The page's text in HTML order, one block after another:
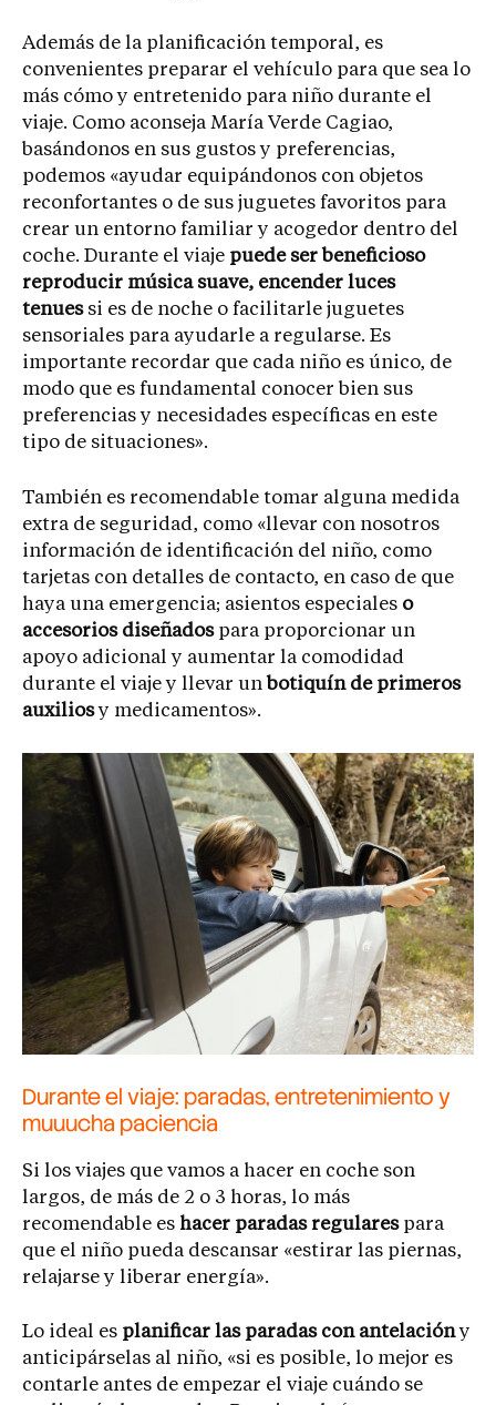
Además de la planificación temporal, es
convenientes preparar el vehículo para que sea lo
más cómo y entretenido para niño durante el
viaje. Como aconseja María Verde Cagiao,
basándonos en sus gustos y preferencias,
podemos «ayudar equipándonos con objetos
reconfortantes o de sus juguetes favoritos para
crear un entorno familiar y acogedor dentro del
coche. Durante el viaje puede ser beneficioso
reproducir música suave, encender luces
tenuessi es de noche o facilitarle juguetes
sensoriales para ayudarle a regularse. Es
importante recordar que cada niño es único, de
modo que es fundamental conocer bien sus
preferencias y necesidades específicas en este
tipo de situaciones».
También es recomendable tomar alguna medida
extra de seguridad, como «llevar con nosotros
información de identificación del niño, como
tarjetas con detalles de contacto, en caso de que
haya una emergencia; asientos especiales o
accesorios diseñados para proporcionar un
apoyo adicional y aumentar la comodidad
durante el viaje y llevar un botiquín de primeros
auxiliosy medicamentos».
Durante el viaje: paradas, entretenimiento y
muuucha paciencia
Si los viajes que vamos a hacer en coche son
largos, de más de 2 o 3 horas, lo más
recomendable es hacer paradas regularespara
que el niño pueda descansar «estirar las piernas,
relajarse y liberar energía».
Lo ideal es planificar las paradas con antelacióny
anticipárselas al niño, «si es posible, lo mejor es
contarle antes de empezar el viaje cuándo se